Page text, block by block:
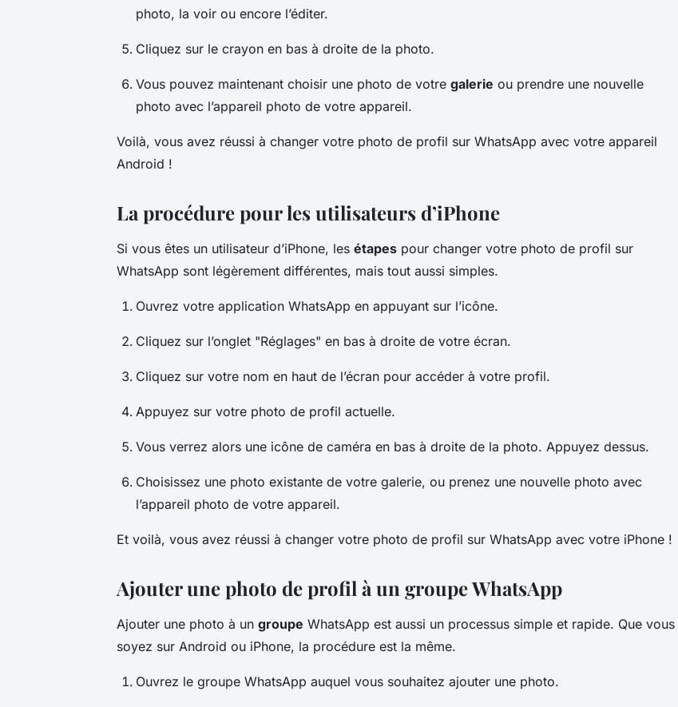
photo, la voir ou encore l’éditer.
Cliquez sur le crayon en bas à droite de la photo.
Vous pouvez maintenant choisir une photo de votre galerie ou prendre une nouvelle
photo avec l’appareil photo de votre appareil.
Voilà, vous avez réussi à changer votre photo de profil sur WhatsApp avec votre appareil
Android !
La procédure pour les utilisateurs d’iPhone
Si vous êtes un utilisateur d’iPhone, les étapes pour changer votre photo de profil sur
WhatsApp sont légèrement différentes, mais tout aussi simples.
Ouvrez votre application WhatsApp en appuyant sur l’icône.
Cliquez sur l’onglet "Réglages" en bas à droite de votre écran.
Cliquez sur votre nom en haut de l’écran pour accéder à votre profil.
Appuyez sur votre photo de profil actuelle.
Vous verrez alors une icône de caméra en bas à droite de la photo. Appuyez dessus.
Choisissez une photo existante de votre galerie, ou prenez une nouvelle photo avec
l’appareil photo de votre appareil.
Et voilà, vous avez réussi à changer votre photo de profil sur WhatsApp avec votre iPhone !
Ajouter une photo de profil à un groupe WhatsApp
Ajouter une photo à un groupe WhatsApp est aussi un processus simple et rapide. Que vous
soyez sur Android ou iPhone, la procédure est la même.
Ouvrez le groupe WhatsApp auquel vous souhaitez ajouter une photo.